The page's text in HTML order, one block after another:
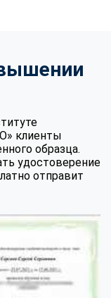
клиенты
образца.
удостоверение
отправит